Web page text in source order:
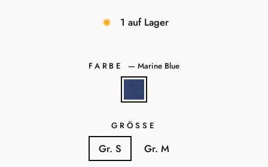
1 auf Lager
FARBE —Marine Blue
GRÖSSE
Gr. S Gr. M